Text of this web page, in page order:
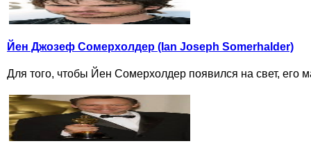
Йен Джозеф Сомерхолдер (Ian Joseph Somerhalder)
Для того, чтобы Йен Сомерхолдер появился на свет, его